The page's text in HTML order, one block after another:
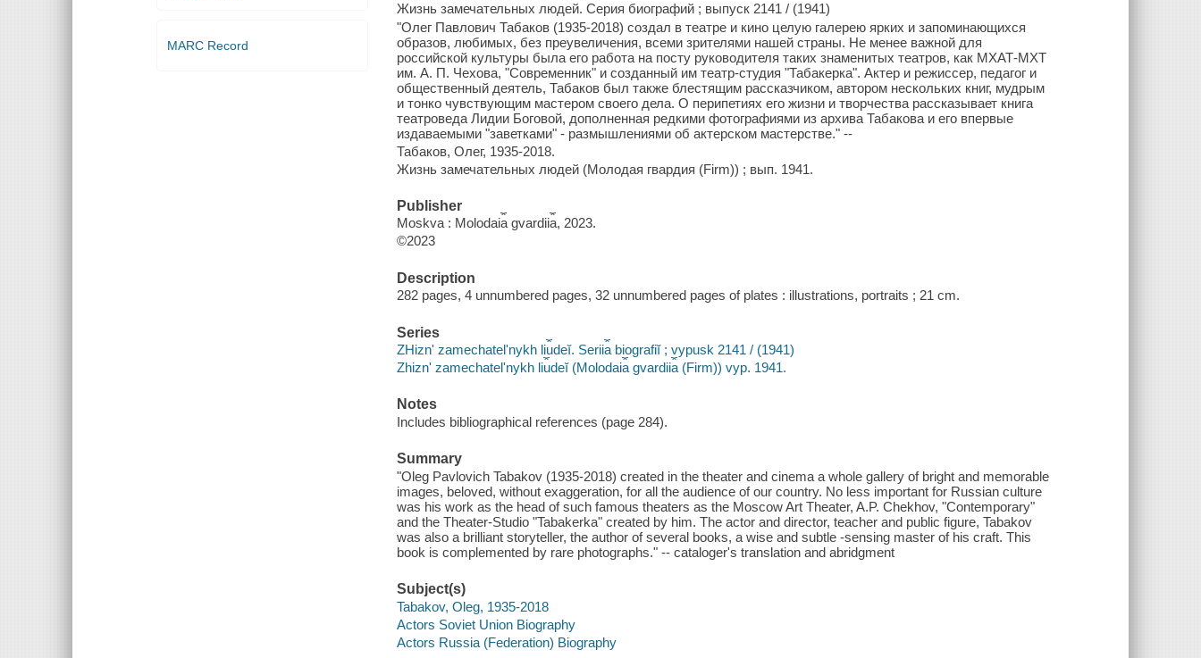
MARC Record
Жизнь замечательных людей. Серия биографий ; выпуск 2141 / (1941)
"Олег Павлович Табаков (1935-2018) создал в театре и кино целую галерею ярких и запоминающихся
образов, любимых, без преувеличения, всеми зрителями нашей страны. Не менее важной для
российской культуры была его работа на посту руководителя таких знаменитых театров, как МХАТ-МХТ
им. А. П. Чехова, "Современник" и созданный им театр-студия "Табакерка". Актер и режиссер, педагог и
общественный деятель, Табаков был также блестящим рассказчиком, автором нескольких книг, мудрым
и тонко чувствующим мастером своего дела. О перипетиях его жизни и творчества рассказывает книга
театроведа Лидии Боговой, дополненная редкими фотографиями из архива Табакова и его впервые
издаваемыми "заветками" - размышлениями об актерском мастерстве." --
Табаков, Олег, 1935-2018.
Жизнь замечательных людей (Молодая гвардия (Firm)) ; вып. 1941.
Publisher
Moskva : Molodai︠a︡ gvardii︠a︡, 2023.
©2023
Description
282 pages, 4 unnumbered pages, 32 unnumbered pages of plates : illustrations, portraits ; 21 cm.
Series
ZHiznʹ zamechatelʹnykh li︠u︡deĭ. Serii︠a︡ biografiĭ ; vypusk 2141 / (1941)
Zhiznʹ zamechatelʹnykh li︠u︡deĭ (Molodai︠a︡ gvardii︠a︡ (Firm)) vyp. 1941.
Notes
Includes bibliographical references (page 284).
Summary
"Oleg Pavlovich Tabakov (1935-2018) created in the theater and cinema a whole gallery of bright and memorable
images, beloved, without exaggeration, for all the audience of our country. No less important for Russian culture
was his work as the head of such famous theaters as the Moscow Art Theater, A.P. Chekhov, "Contemporary"
and the Theater-Studio "Tabakerka" created by him. The actor and director, teacher and public figure, Tabakov
was also a brilliant storyteller, the author of several books, a wise and subtle -sensing master of his craft. This
book is complemented by rare photographs." -- cataloger's translation and abridgment
Subject(s)
Tabakov, Oleg, 1935-2018
Actors Soviet Union Biography
Actors Russia (Federation) Biography